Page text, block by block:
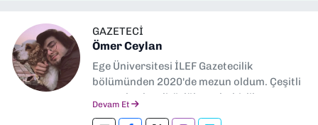
GAZETECİ
Ömer Ceylan
Ege Üniversitesi İLEF Gazetecilik
bölümünden 2020'de mezun oldum. Çeşitli
gazetelerde editörlük, muhabirlik yaptım.
Devam Et